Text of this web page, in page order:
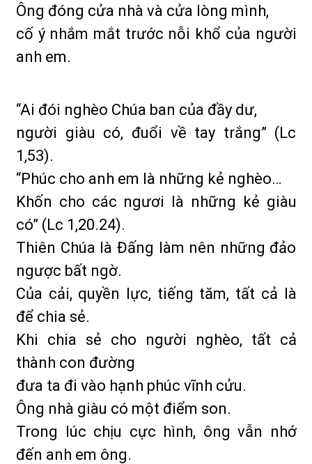
Ông đóng cửa nhà và cửa lòng mình,
cố ý nhắm mắt trước nỗi khổ của người
anh em.
“Ai đói nghèo Chúa ban của đầy dư,
người giàu có, đuổi về tay trắng” (Lc
1,53).
“Phúc cho anh em là những kẻ nghèo…
Khốn cho các ngươi là những kẻ giàu
có” (Lc 1,20.24).
Thiên Chúa là Đấng làm nên những đảo
ngược bất ngờ.
Của cải, quyền lực, tiếng tăm, tất cả là
để chia sẻ.
Khi chia sẻ cho người nghèo, tất cả
thành con đường
đưa ta đi vào hạnh phúc vĩnh cửu.
Ông nhà giàu có một điểm son.
Trong lúc chịu cực hình, ông vẫn nhớ
đến anh em ông.